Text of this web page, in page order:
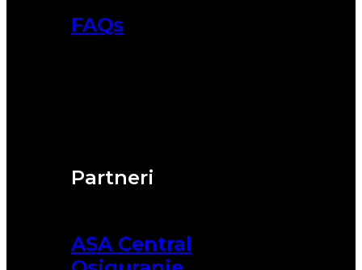
Partneri
ASA Central
FAQs